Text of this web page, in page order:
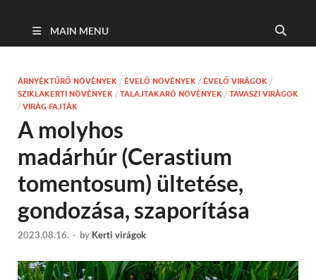
MAIN MENU
ÁRNYÉKTŰRŐ NÖVÉNYEK / ÉVELŐ NÖVÉNYEK / ÉVELŐ VIRÁGOK /
SZIKLAKERTI NÖVÉNYEK / TALAJTAKARÓ NÖVÉNYEK / TAVASZI VIRÁGOK
/ VIRÁG FAJTÁK
A molyhos
madárhúr (Cerastium
tomentosum) ültetése,
gondozása, szaporítása
2023.08.16. - by Kerti virágok